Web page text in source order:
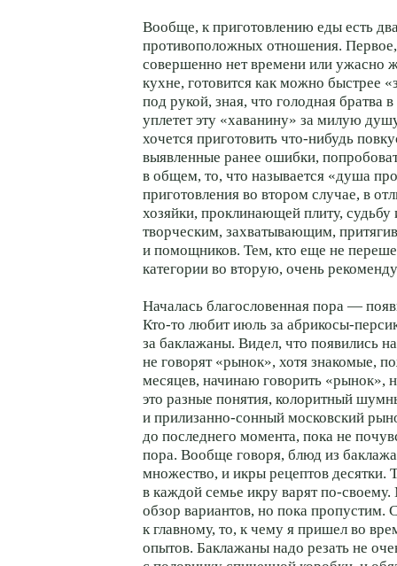
Вообще, к приготовлению еды есть
противоположных отношения. Первое,
совершенно нет времени или ужасно
кухне, готовится как можно быстрее
под рукой, зная, что голодная братва
уплетет эту «хаванину» за милую
хочется приготовить что-нибудь
выявленные ранее ошибки,
в общем, то, что называется «душа
приготовления во втором случае, в
хозяйки, проклинающей плиту, судьбу
творческим, захватывающим,
и помощников. Тем, кто еще не
категории во вторую, очень
Началась благословенная пора —
Кто-то любит июль за абрикосы-
за баклажаны. Видел, что появились
не говорят «рынок», хотя знакомые,
месяцев, начинаю говорить «рынок»,
это разные понятия, колоритный
и прилизанно-сонный московский
до последнего момента, пока не
пора. Вообще говоря, блюд из
множество, и икры рецептов десятки.
в каждой семье икру варят по-
обзор вариантов, но пока пропустим.
к главному, то, к чему я пришел во
опытов. Баклажаны надо резать не